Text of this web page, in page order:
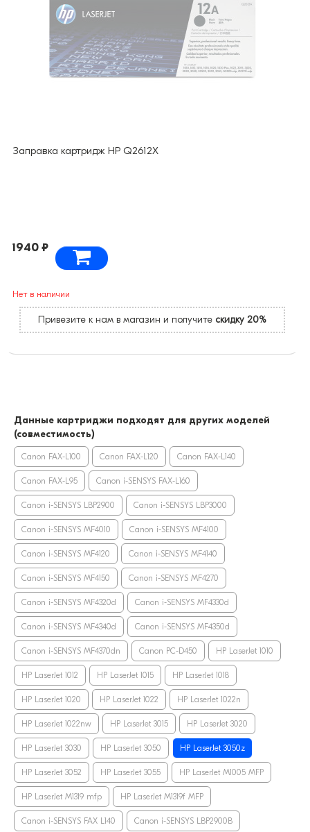
Заправка картридж HP Q2612X
1940 ₽
Нет в наличии
Привезите к нам в магазин и получите скидку 20%
Данные картриджи подходят для других моделей
(совместимость)
Canon FAX-L100 Canon FAX-L120 Canon FAX-L140
Canon FAX-L95 Canon i-SENSYS FAX-L160
Canon i-SENSYS LBP2900 Canon i-SENSYS LBP3000
Canon i-SENSYS MF4010 Canon i-SENSYS MF4100
Canon i-SENSYS MF4120 Canon i-SENSYS MF4140
Canon i-SENSYS MF4150 Canon i-SENSYS MF4270
Canon i-SENSYS MF4320d Canon i-SENSYS MF4330d
Canon i-SENSYS MF4340d Canon i-SENSYS MF4350d
Canon i-SENSYS MF4370dn Canon PC-D450 HP LaserJet 1010
HP LaserJet 1012 HP LaserJet 1015 HP LaserJet 1018
HP LaserJet 1020 HP LaserJet 1022 HP LaserJet 1022n
HP LaserJet 1022nw HP LaserJet 3015 HP LaserJet 3020
HP LaserJet 3030 HP LaserJet 3050 HP LaserJet 3050z
HP LaserJet 3052 HP LaserJet 3055 HP LaserJet M1005 MFP
HP LaserJet M1319 mfp HP LaserJet M1319f MFP
Canon i-SENSYS FAX L140 Canon i-SENSYS LBP2900B